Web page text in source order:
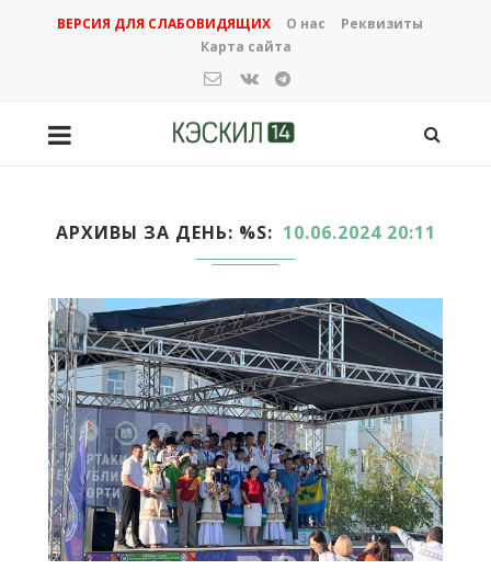
ВЕРСИЯ ДЛЯ СЛАБОВИДЯЩИХ О нас
Реквизиты
Карта сайта
АРХИВЫ ЗА ДЕНЬ: %S 10.06.2024 20:11